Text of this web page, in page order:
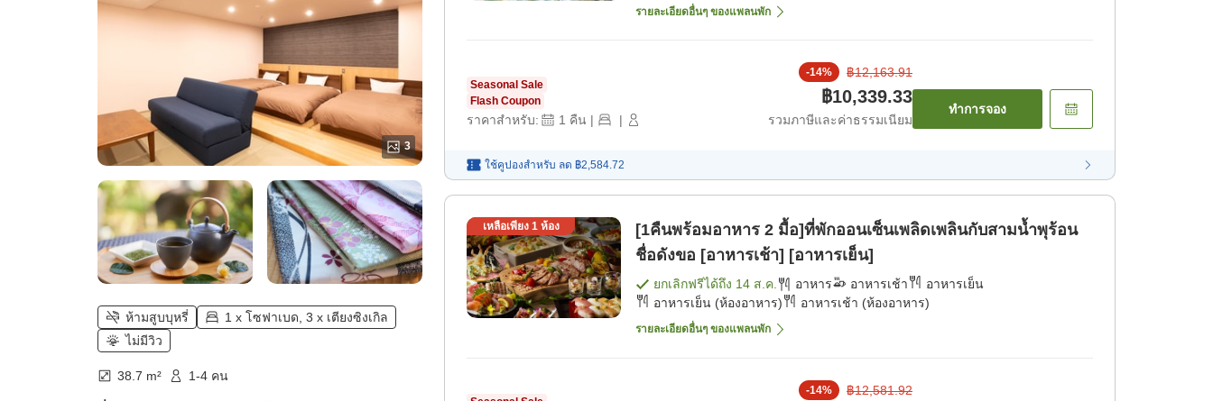
3
ห้ามสูบบุหรี่
1 x โซฟาเบด, 3 x เตียงซิงเกิล
ไม่มีวิว
38.7 m² 1-4 คน
รายละเอียดอื่นๆ ของแพลนพัก
Seasonal Sale
Flash Coupon
ราคาสำหรับ: 1 คืน | |
-14% ฿12,163.91
฿10,339.33
รวมภาษีและค่าธรรมเนียม
ทำการจอง
ใช้คูปองสำหรับ ลด ฿2,584.72
เหลือเพียง 1ห้อง
[1คืนพร้อมอาหาร 2 มื้อ]ที่พักออนเซ็นเพลิดเพลินกับสามน้ำพุร้อน
ชื่อดังขอ [อาหารเช้า] [อาหารเย็น]
ยกเลิกฟรีได้ถึง 14 ส.ค. อาหาร อาหารเช้า
อาหารเย็น
อาหารเย็น (ห้องอาหาร)
อาหารเช้า (ห้องอาหาร)
รายละเอียดอื่นๆ ของแพลนพัก
-14% ฿12,581.92